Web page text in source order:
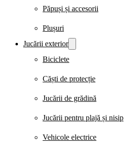
Păpuși și accesorii
Plușuri
Jucării exterior
Biciclete
Căști de protecție
Jucării de grădină
Jucării pentru plajă și nisip
Vehicole electrice